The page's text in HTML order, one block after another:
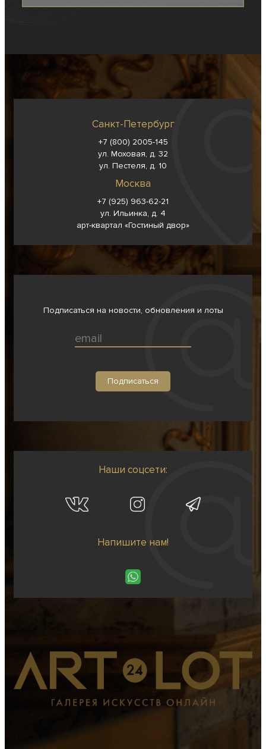
Санкт-Петербург
+7 (800) 2005-145
ул. Моховая, д. 32
ул. Пестеля, д. 10
Москва
+7 (925) 963-62-21
ул. Ильинка, д. 4
арт-квартал «Гостиный двор»
Подписаться на новости, обновления и лоты
Наши соцсети:
Напишите нам!